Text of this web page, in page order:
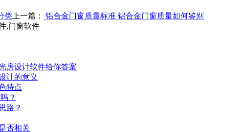
类 上一篇：
铝合金门窗质量标准 铝合金门窗质量如何鉴别
,门窗软件
房设计软件给你答案
计的意义
特点
？
路？
否相关